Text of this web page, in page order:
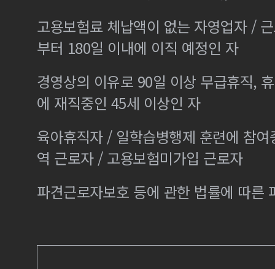
고용보험료 체납액이 없는 자영업자 /
부터 180일 이내에 이직 예정인 자
경영상의 이유로 90일 이상 무급휴직,
에 재직중인 45세 이상인 자
육아휴직자 / 일학습병행제 훈련에 참
역 근로자 / 고용보험미가입 근로자
파견근로자보호 등에 관한 법률에 따른